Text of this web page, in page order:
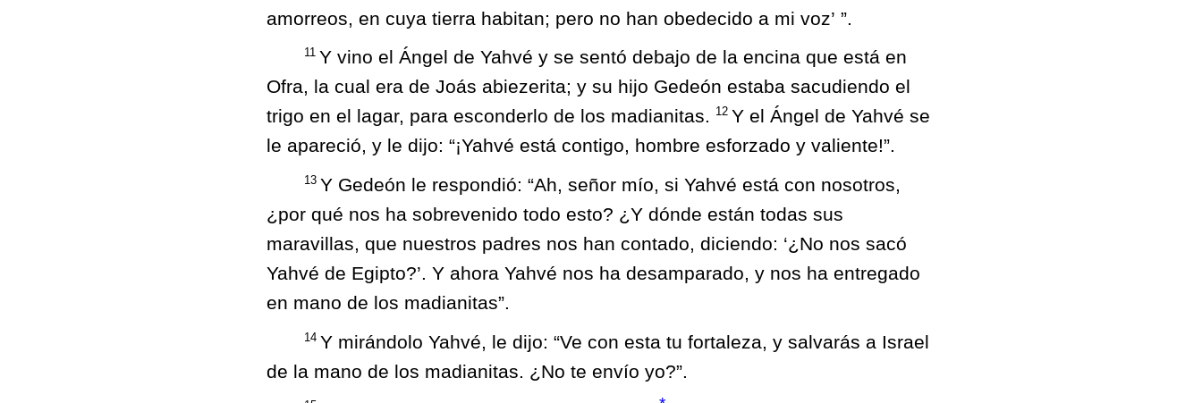
amorreos, en cuya tierra habitan; pero no han obedecido a mi voz’ ”.
11 Y vino el Ángel de Yahvé y se sentó debajo de la encina que está en
Ofra, la cual era de Joás abiezerita; y su hijo Gedeón estaba sacudiendo el
trigo en el lagar, para esconderlo de los madianitas.
12 Y el Ángel de Yahvé se
le apareció, y le dijo: “¡Yahvé está contigo, hombre esforzado y valiente!”.
13 Y Gedeón le respondió: “Ah, señor mío, si Yahvé está con nosotros,
¿por qué nos ha sobrevenido todo esto? ¿Y dónde están todas sus
maravillas, que nuestros padres nos han contado, diciendo: ‘¿No nos sacó
Yahvé de Egipto?’. Y ahora Yahvé nos ha desamparado, y nos ha entregado
en mano de los madianitas”.
14 Y mirándolo Yahvé, le dijo: “Ve con esta tu fortaleza, y salvarás a Israel
de la mano de los madianitas. ¿No te envío yo?”.